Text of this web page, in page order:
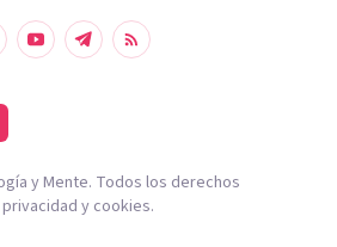
y Mente. Todos los derechos
privacidad y cookies.